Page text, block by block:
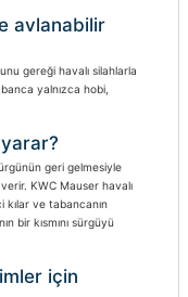
avlanabilir
gereği havalı silahlarla
yalnızca hobi,
geri gelmesiyle
KWC Mauser havalı
ve tabancanın
bir kısmını sürgüyü
için